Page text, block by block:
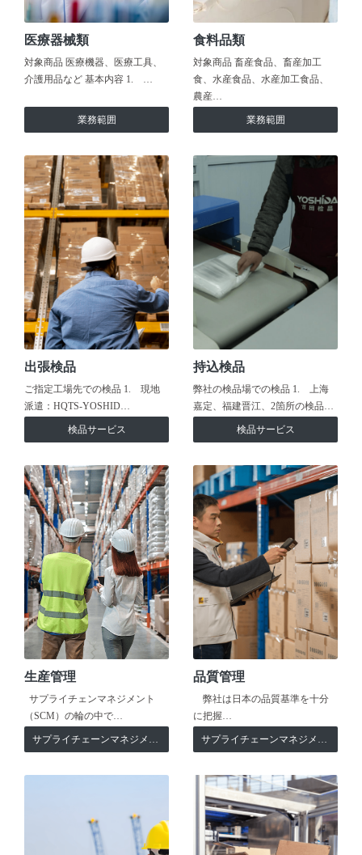
医療器械類
対象商品 医療機器、医療工具、
介護用品など 基本内容 1. …
業務範囲
食料品類
対象商品 畜産食品、畜産加工
食、水産食品、水産加工食品、
農産…
業務範囲
出張検品
ご指定工場先での検品 1. 現地
派遣：HQTS-YOSHID…
検品サービス
持込検品
弊社の検品場での検品 1. 上海
嘉定、福建晋江、2箇所の検品…
検品サービス
生産管理
サプライチェンマネジメント
（SCM）の輪の中で…
サプライチェーンマネジメント
品質管理
弊社は日本の品質基準を十分
に把握…
サプライチェーンマネジメント